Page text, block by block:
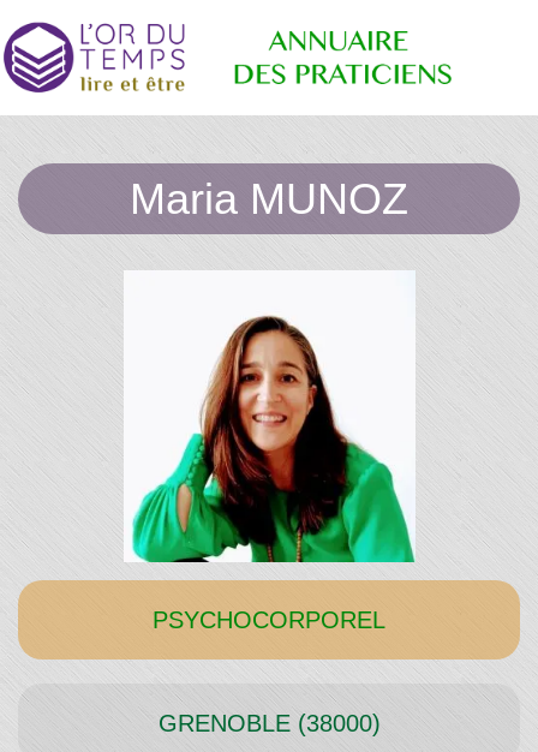
Annuaire
des
Praticiens
"L'Or du
Temps"
praticiens
conseillé
Maria MUNOZ
PSYCHOCORPOREL
GRENOBLE (38000)